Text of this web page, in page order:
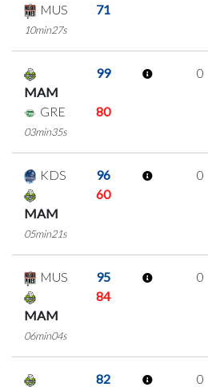
MUS 71
10min27s
MAM
99
GRE 80
03min35s
0
KDS 96
MAM
60
05min21s
0
MUS 95
MAM
84
06min04s
0
82 0